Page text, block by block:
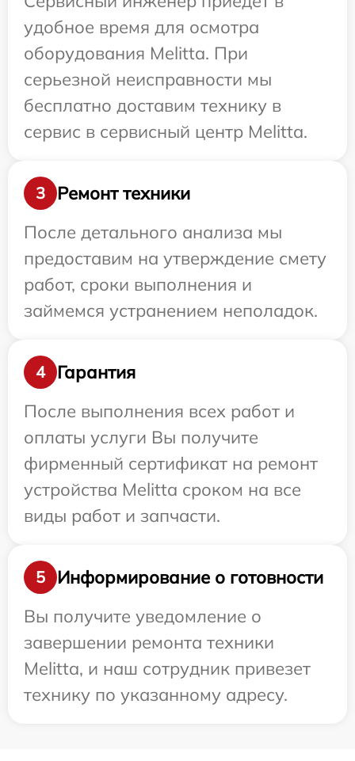
удобное время для осмотра
оборудования Melitta. При
серьезной неисправности мы
бесплатно доставим технику в
сервис в сервисный центр Melitta.
3
Ремонт техники
После детального анализа мы
предоставим на утверждение смету
работ, сроки выполнения и
займемся устранением неполадок.
4
Гарантия
После выполнения всех работ и
оплаты услуги Вы получите
фирменный сертификат на ремонт
устройства Melitta сроком на все
виды работ и запчасти.
5
Информирование о готовности
Вы получите уведомление о
завершении ремонта техники
Melitta, и наш сотрудник привезет
технику по указанному адресу.